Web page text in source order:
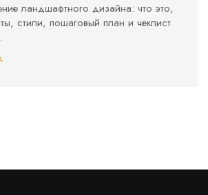
ландшафтного дизайна: что это,
стили, пошаговый план и чеклист